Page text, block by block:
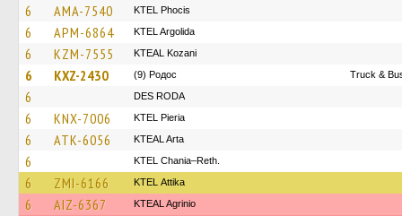
6 AMA-7540 ΚΤΕL Phocis
6 APM-6864 KTEL Argolida
6 KZM-7555 KTEAL Kozani
6 KXZ-2430 (9) Родос Truck &
6 DES RODA
6 KNX-7006 KTEL Pieria
6 ATK-6056 KTEAL Arta
6 KTEL Chania–Reth.
6 ZMI-6166 KΤΕL Αttika
6 AIZ-6367 KTEAL Agrinio